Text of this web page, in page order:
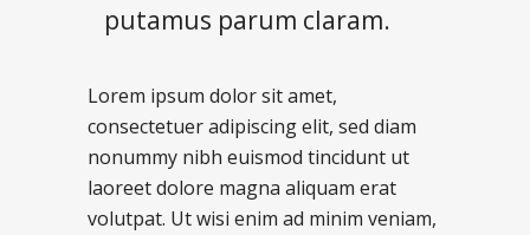
putamus parum claram.
Lorem ipsum dolor sit amet,
consectetuer adipiscing elit, sed diam
nonummy nibh euismod tincidunt ut
laoreet dolore magna aliquam erat
volutpat. Ut wisi enim ad minim veniam,